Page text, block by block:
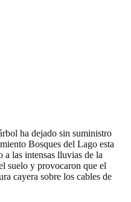
ha dejado sin suministro
Bosques del Lago esta
las intensas lluvias de la
suelo y provocaron que el
cayera sobre los cables de